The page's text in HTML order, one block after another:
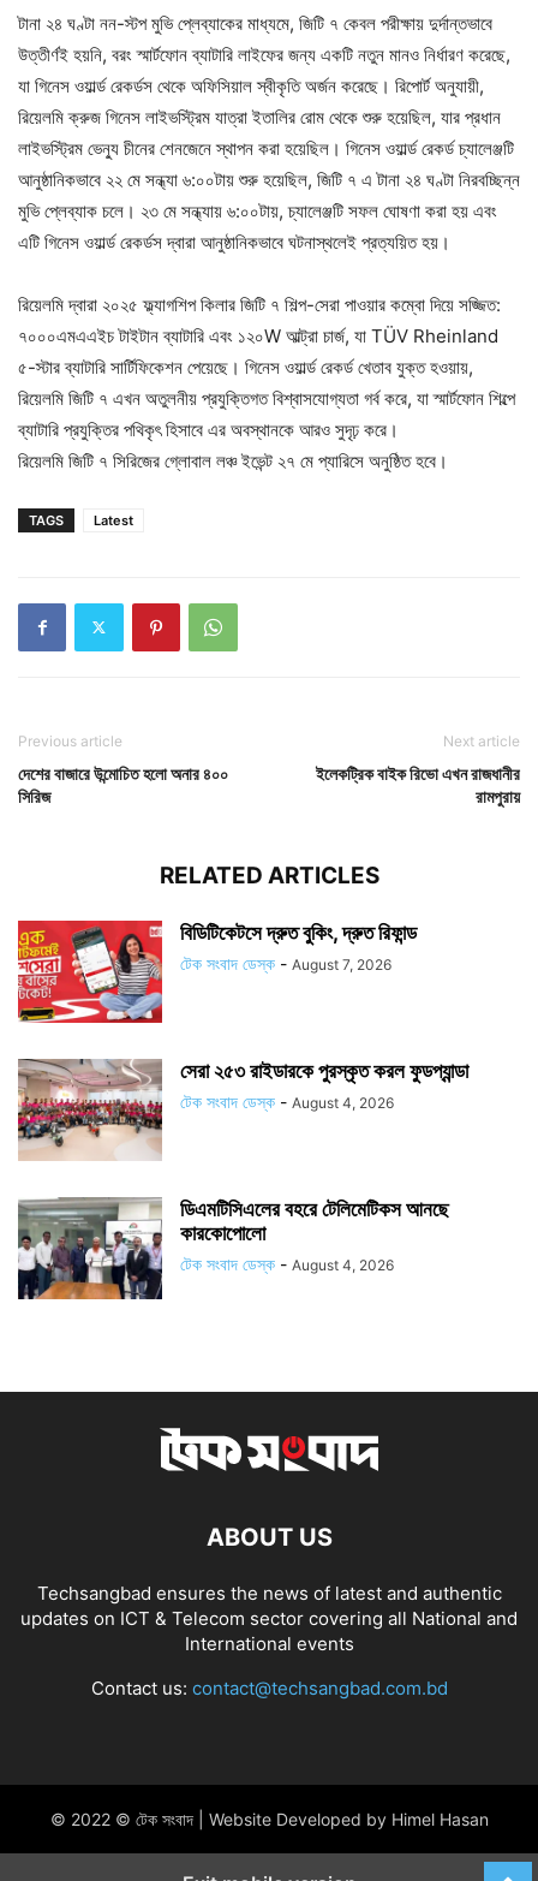
টানা ২৪ ঘণ্টা নন-স্টপ মুভি প্লেব্যাকের মাধ্যমে, জিটি ৭ কেবল পরীক্ষায় দুর্দান্তভাবে
উত্তীর্ণই হয়নি, বরং স্মার্টফোন ব্যাটারি লাইফের জন্য একটি নতুন মানও নির্ধারণ করেছে,
যা গিনেস ওয়ার্ল্ড রেকর্ডস থেকে অফিসিয়াল স্বীকৃতি অর্জন করেছে। রিপোর্ট অনুযায়ী,
রিয়েলমি ক্রুজ গিনেস লাইভস্ট্রিম যাত্রা ইতালির রোম থেকে শুরু হয়েছিল, যার প্রধান
লাইভস্ট্রিম ভেন্যু চীনের শেনজেনে স্থাপন করা হয়েছিল। গিনেস ওয়ার্ল্ড রেকর্ড চ্যালেঞ্জটি
আনুষ্ঠানিকভাবে ২২ মে সন্ধ্যা ৬:০০টায় শুরু হয়েছিল, জিটি ৭ এ টানা ২৪ ঘণ্টা নিরবচ্ছিন্ন
মুভি প্লেব্যাক চলে। ২৩ মে সন্ধ্যায় ৬:০০টায়, চ্যালেঞ্জটি সফল ঘোষণা করা হয় এবং
এটি গিনেস ওয়ার্ল্ড রেকর্ডস দ্বারা আনুষ্ঠানিকভাবে ঘটনাস্থলেই প্রত্যয়িত হয়।
রিয়েলমি দ্বারা ২০২৫ ফ্ল্যাগশিপ কিলার জিটি ৭ শিল্প-সেরা পাওয়ার কম্বো দিয়ে সজ্জিত:
৭০০০এমএএইচ টাইটান ব্যাটারি এবং ১২০W আল্ট্রা চার্জ, যা TÜV Rheinland
৫-স্টার ব্যাটারি সার্টিফিকেশন পেয়েছে। গিনেস ওয়ার্ল্ড রেকর্ড খেতাব যুক্ত হওয়ায়,
রিয়েলমি জিটি ৭ এখন অতুলনীয় প্রযুক্তিগত বিশ্বাসযোগ্যতা গর্ব করে, যা স্মার্টফোন শিল্পে
ব্যাটারি প্রযুক্তির পথিকৃৎ হিসাবে এর অবস্থানকে আরও সুদৃঢ় করে।
রিয়েলমি জিটি ৭ সিরিজের গ্লোবাল লঞ্চ ইভেন্ট ২৭ মে প্যারিসে অনুষ্ঠিত হবে।
TAGS Latest
Previous article
দেশের বাজারে উন্মোচিত হলো অনার ৪০০
সিরিজ
Next article
ইলেকট্রিক বাইক রিভো এখন রাজধানীর
রামপুরায়
RELATED ARTICLES
বিডিটিকেটসে দ্রুত বুকিং, দ্রুত রিফান্ড
টেক সংবাদ ডেস্ক - August 7, 2026
সেরা ২৫৩ রাইডারকে পুরস্কৃত করল ফুডপ্যান্ডা
টেক সংবাদ ডেস্ক - August 4, 2026
ডিএমটিসিএলের বহরে টেলিমেটিকস আনছে
কারকোপোলো
টেক সংবাদ ডেস্ক - August 4, 2026
ABOUT US
Techsangbad ensures the news of latest and authentic
updates on ICT & Telecom sector covering all National and
International events
Contact us: contact@techsangbad.com.bd
© 2022 © টেক সংবাদ | Website Developed by Himel Hasan